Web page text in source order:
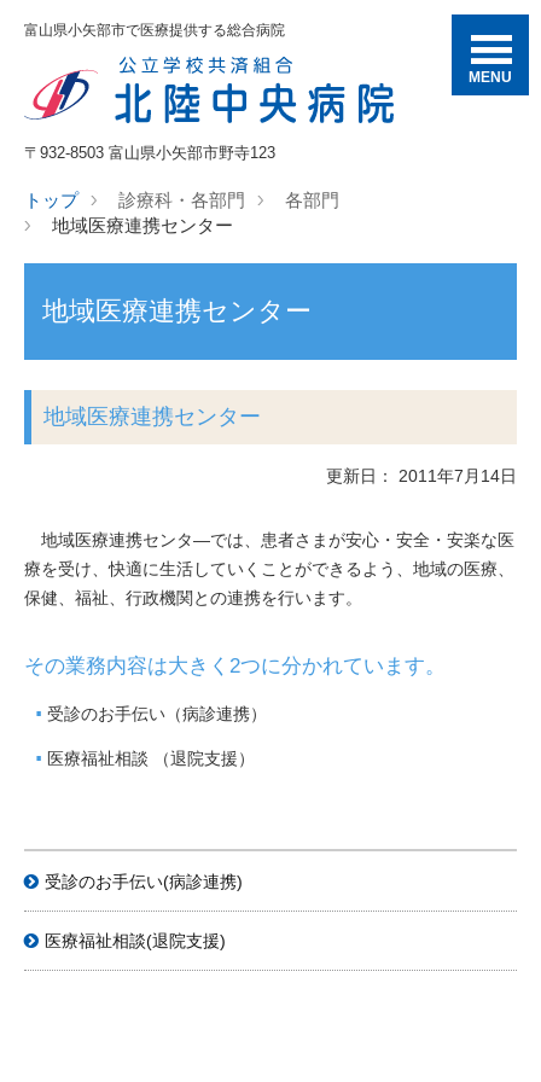
富山県小矢部市で医療提供する総合病院
MENU
〒932-8503 富山県小矢部市野寺123
トップ 診療科・各部門
各部門
地域医療連携センター
地域医療連携センター
地域医療連携センター
更新日： 2011年7月14日
地域医療連携センタ―では、患者さまが安心・安全・安楽な医
療を受け、快適に生活していくことができるよう、地域の医療、
保健、福祉、行政機関との連携を行います。
その業務内容は大きく2つに分かれています。
受診のお手伝い（病診連携）
医療福祉相談 （退院支援）
受診のお手伝い(病診連携)
医療福祉相談(退院支援)